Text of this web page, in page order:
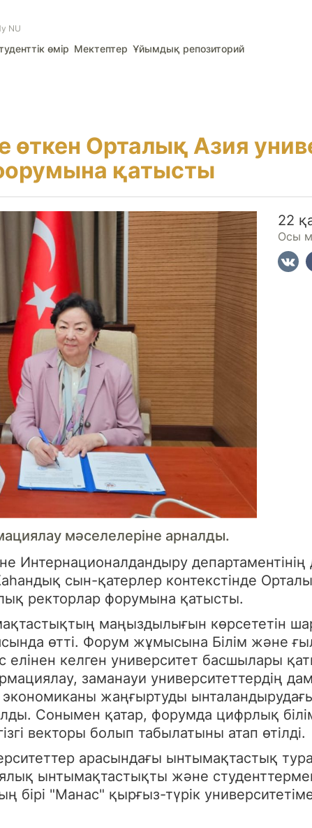
NU
өмір Мектептер Ұйымдық репозиторий
өткен Орталық Азия
қатысты
22
Осы
мәселелеріне арналды.
Интернационалдандыру
сын-қатерлер контекстінде
ректорлар форумына қатысты.
маңыздылығын көрсететін
өтті. Форум жұмысына Білім және
елінен келген университет басшылары
заманауи университеттердің
жаңғыртуды ынталандырудағы
Сонымен қатар, форумда цифрлық
векторы болып табылатыны атап өтілді.
арасындағы ынтымақтастық
ынтымақтастықты және
"Манас" қырғыз-түрік